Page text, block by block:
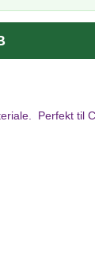
Perfekt til